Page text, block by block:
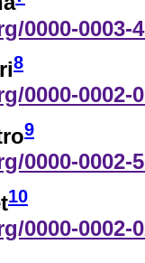
0000-0003-
8
0000-0002-
9
0000-0002-
10
0000-0002-